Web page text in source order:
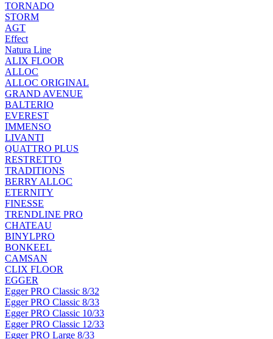
TORNADO
STORM
AGT
Effect
Natura Line
ALIX FLOOR
ALLOC
ALLOC ORIGINAL
GRAND AVENUE
BALTERIO
EVEREST
IMMENSO
LIVANTI
QUATTRO PLUS
RESTRETTO
TRADITIONS
BERRY ALLOC
ETERNITY
FINESSE
TRENDLINE PRO
CHATEAU
BINYLPRO
BONKEEL
CAMSAN
CLIX FLOOR
EGGER
Egger PRO Classic 8/32
Egger PRO Classic 8/33
Egger PRO Classic 10/33
Egger PRO Classic 12/33
Egger PRO Large 8/33